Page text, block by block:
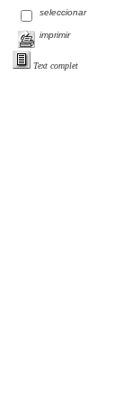
seleccionar
imprimir
Text complet